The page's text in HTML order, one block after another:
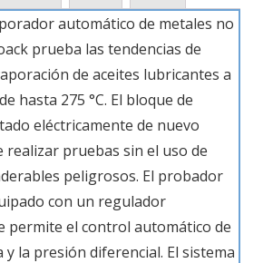
automático de metales no
prueba las tendencias de
de aceites lubricantes a
hasta 275 °C. El bloque de
eléctricamente de nuevo
realizar pruebas sin el uso de
peligrosos. El probador
con un regulador
permite el control automático de
la presión diferencial. El sistema